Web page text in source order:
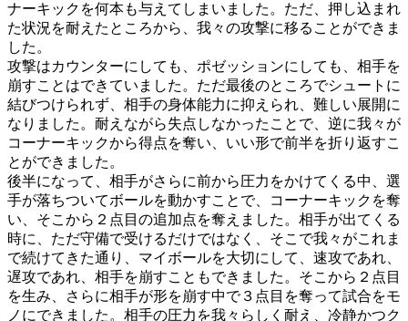
ナーキックを何本も与えてしまいました。ただ、押し込まれ
た状況を耐えたところから、我々の攻撃に移ることができま
した。
攻撃はカウンターにしても、ポゼッションにしても、相手を
崩すことはできていました。ただ最後のところでシュートに
結びつけられず、相手の身体能力に抑えられ、難しい展開に
なりました。耐えながら失点しなかったことで、逆に我々が
コーナーキックから得点を奪い、いい形で前半を折り返すこ
とができました。
後半になって、相手がさらに前から圧力をかけてくる中、選
手が落ちついてボールを動かすことで、コーナーキックを奪
い、そこから２点目の追加点を奪えました。相手が出てくる
時に、ただ守備で受けるだけではなく、そこで我々がこれま
で続けてきた通り、マイボールを大切にして、速攻であれ、
遅攻であれ、相手を崩すこともできました。そこから２点目
を生み、さらに相手が形を崩す中で３点目を奪って試合をモ
ノにできました。相手の圧力を我々らしく耐え、冷静かつク